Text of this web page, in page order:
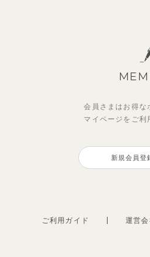
スリン半
ンツ
ップス＆ハーフパ
ショルダ
ンツ
会員さまはお得な
マイページを ご利
新規会員登
ご利用ガイド 運営会